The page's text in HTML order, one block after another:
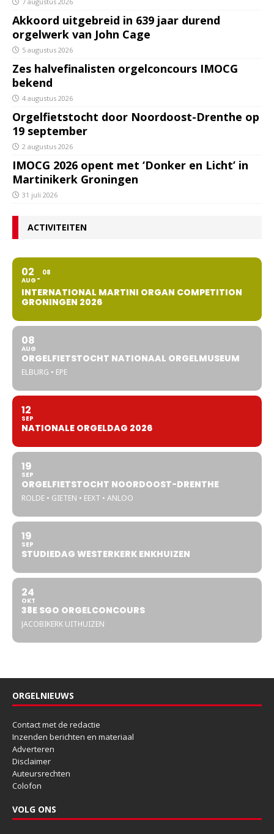
Akkoord uitgebreid in 639 jaar durend
orgelwerk van John Cage
5 augustus 2026
Zes halvefinalisten orgelconcours IMOCG
bekend
4 augustus 2026
Orgelfietstocht door Noordoost-Drenthe op
19 september
2 augustus 2026
IMOCG 2026 opent met ‘Donker en Licht’ in
Martinikerk Groningen
31 juli 2026
ACTIVITEITEN
02
AUG
08
INTERNATIONAL MARTINI ORGAN COMPETITION
GRONINGEN 2026
08
AUG
ORGELFIETSTOCHT NATIONAAL ORGELMUSEUM
ELBURG • EPE
12
SEP
NATIONALE ORGELDAG 2026
19
SEP
ORGELFIETSTOCHT NOORDOOST-DRENTHE
ROLDE • GIETEN • EEXT • ANLOO
19
SEP
STUDIEDAG WESTERKERK ENKHUIZEN
24
OKT
38E SGO ORGELCONCOURS
JACOBIKERK UITHUIZEN
ORGELNIEUWS
Contact met de redactie
Inzenden berichten en materiaal
Adverteren
Disclaimer
Auteursrechten
Colofon
VOLG ONS